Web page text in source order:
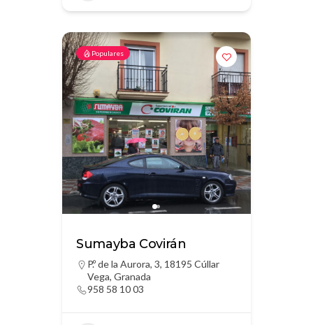
Populares
Sumayba Covirán
P.º de la Aurora, 3, 18195 Cúllar
Vega, Granada
958 58 10 03